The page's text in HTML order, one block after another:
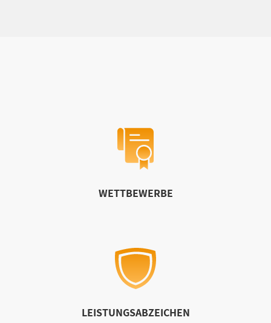
WETTBEWERBE
LEISTUNGSABZEICHEN